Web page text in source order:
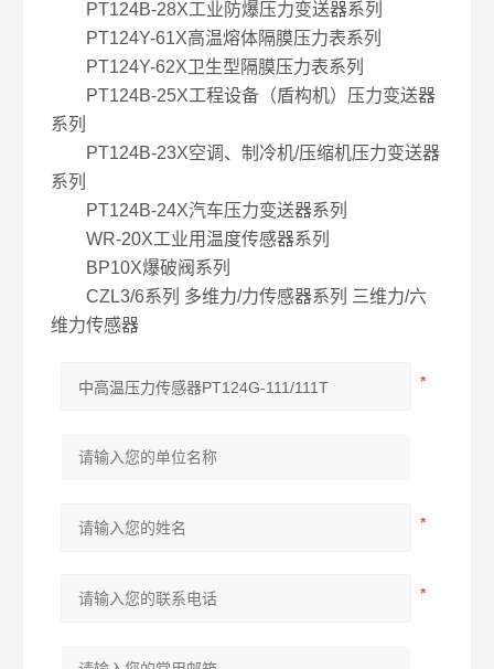
PT124B-28X工业防爆压力变送器系列
PT124Y-61X高温熔体隔膜压力表系列
PT124Y-62X卫生型隔膜压力表系列
PT124B-25X工程设备（盾构机）压力变送器
系列
PT124B-23X空调、制冷机/压缩机压力变送器
系列
PT124B-24X汽车压力变送器系列
WR-20X工业用温度传感器系列
BP10X爆破阀系列
CZL3/6系列 多维力/力传感器系列 三维力/六
维力传感器